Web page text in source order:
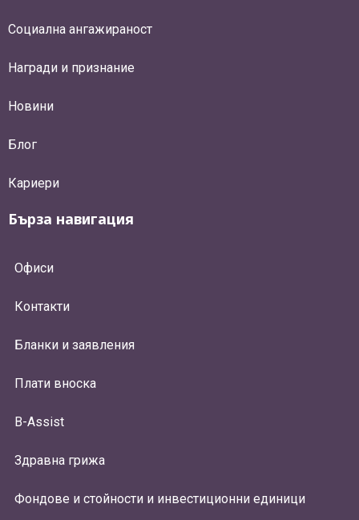
Социална ангажираност
Награди и признание
Новини
Блог
Кариери
Бърза навигация
Офиси
Контакти
Бланки и заявления
Плати вноска
B-Assist
Здравна грижа
Фондове и стойности и инвестиционни единици